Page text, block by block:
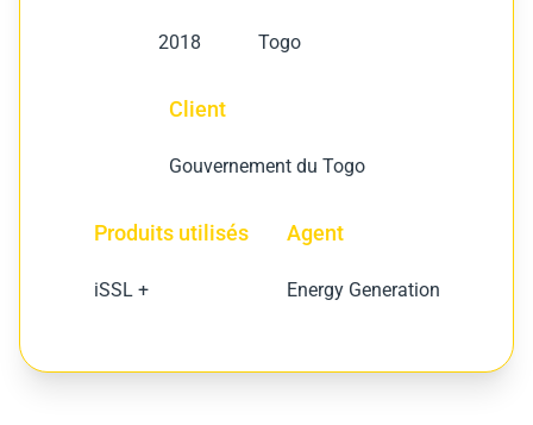
2018 Togo
Client
Gouvernement du Togo
Produits utilisés
iSSL +
Agent
Energy Generation